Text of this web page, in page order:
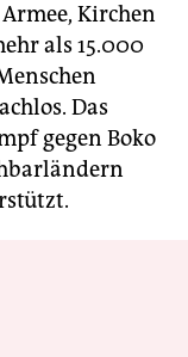
Kirchen
als 15.000
Das
gegen Boko